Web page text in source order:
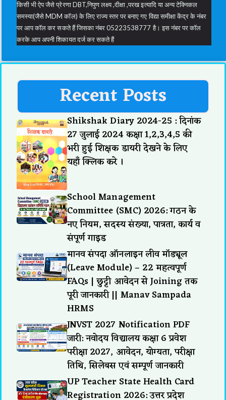
किसी भी ऐप जैसे प्रेरणा DBT,निपुण लक्ष्य ,दीक्षा ,परख इत्यादि या अन्य टेक्निकल
समस्या(जैसे MDM कॉल) के लिए राज्य स्तर पर बनाए गए विद्या समीक्षा केंद्र के नंबर
पर आप कॉल कर सकते हैं जिसका नंबर 05223538777 है। इस नंबर पर कॉल
करके आप अपनी शिकायत दर्ज कर सकते हैं
Recent Posts
Shikshak Diary 2024-25 : दिनांक
27 जुलाई 2024 कक्षा 1,2,3,4,5 की
भरी हुई शिक्षक डायरी देखने के लिए
यहाँ क्लिक करे ।
School Management
Committee (SMC) 2026: गठन के
नए नियम, सदस्य संख्या, पात्रता, कार्य व
संपूर्ण गाइड
मानव संपदा ऑनलाइन लीव मॉड्यूल
(Leave Module) – 22 महत्वपूर्ण
FAQs | छुट्टी आवेदन से Joining तक
पूरी जानकारी || Manav Sampada
HRMS
JNVST 2027 Notification PDF
जारी: नवोदय विद्यालय कक्षा 6 प्रवेश
परीक्षा 2027, आवेदन, योग्यता, परीक्षा
तिथि, सिलेबस एवं सम्पूर्ण जानकारी
UP Teacher State Health Card
Registration 2026: उत्तर प्रदेश